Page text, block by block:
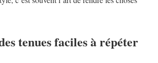
tenues faciles à répéter